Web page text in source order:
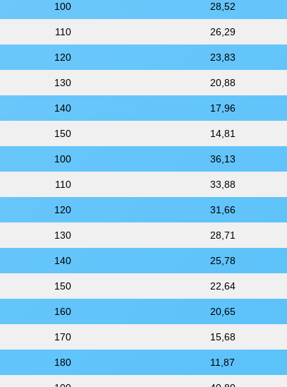
100 28,52
110 26,29
120 23,83
130 20,88
140 17,96
150 14,81
100 36,13
110 33,88
120 31,66
130 28,71
140 25,78
150 22,64
160 20,65
170 15,68
180 11,87